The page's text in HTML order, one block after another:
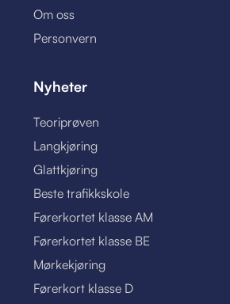
Om oss
Personvern
Nyheter
Teoriprøven
Langkjøring
Glattkjøring
Beste trafikkskole
Førerkortet klasse AM
Førerkortet klasse BE
Mørkekjøring
Førerkort klasse D